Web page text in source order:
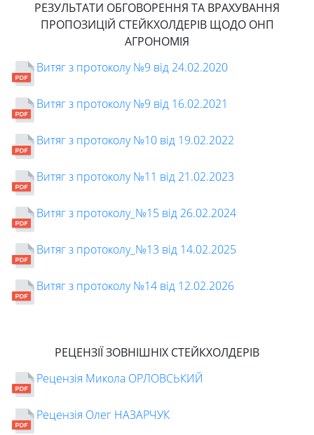
РЕЗУЛЬТАТИ ОБГОВОРЕННЯ ТА ВРАХУВАННЯ
ПРОПОЗИЦІЙ СТЕЙКХОЛДЕРІВ ЩОДО ОНП
АГРОНОМІЯ
Витяг з протоколу №9 від 24.02.2020
Витяг з протоколу №9 від 16.02.2021
Витяг з протоколу №10 від 19.02.2022
Витяг з протоколу №11 від 21.02.2023
Витяг з протоколу_№15 від 26.02.2024
Витяг з протоколу_№13 від 14.02.2025
Витяг з протоколу №14 від 12.02.2026
РЕЦЕНЗІЇ ЗОВНІШНІХ СТЕЙКХОЛДЕРІВ
Рецензія Микола ОРЛОВСЬКИЙ
Рецензія Олег НАЗАРЧУК